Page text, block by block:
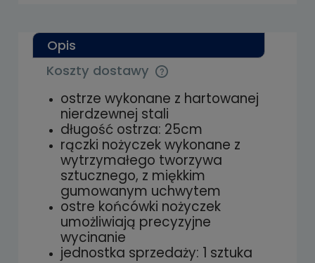
Opis
Koszty dostawy
Cena nie zawiera ewentualnych kosztów
płatności
ostrze wykonane z hartowanej
nierdzewnej stali
długość ostrza: 25cm
rączki nożyczek wykonane z
wytrzymałego tworzywa
sztucznego, z miękkim
gumowanym uchwytem
ostre końcówki nożyczek
umożliwiają precyzyjne
wycinanie
jednostka sprzedaży: 1 sztuka